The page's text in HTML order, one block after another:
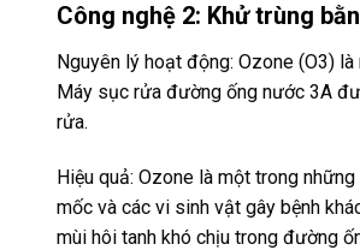
Công nghệ 2: Khử trùng
Nguyên lý hoạt động: Ozone (O3)
Máy sục rửa đường ống nước 3A
rửa.
Hiệu quả: Ozone là một trong
mốc và các vi sinh vật gây bệnh
mùi hôi tanh khó chịu trong đường